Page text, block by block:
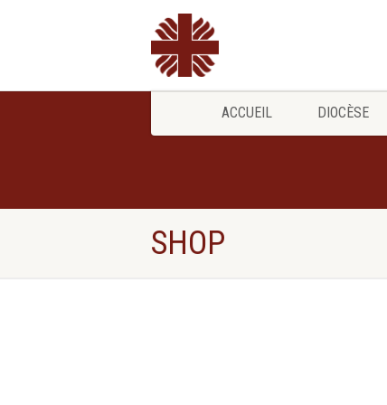
ACCUEIL DIOCÈSE
SHOP